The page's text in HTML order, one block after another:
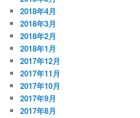
2018年4月
2018年3月
2018年2月
2018年1月
2017年12月
2017年11月
2017年10月
2017年9月
2017年8月